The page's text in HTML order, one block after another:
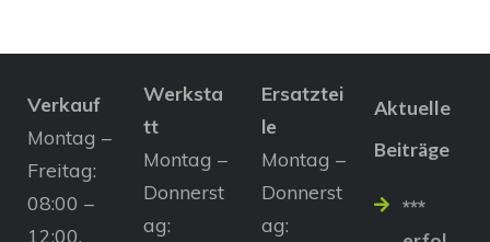
Verkauf
Montag –
Freitag:
08:00 –
12:00,
Werksta
tt
Montag –
Donnerst
ag:
Ersatztei
le
Montag –
Donnerst
ag:
Aktuelle
Beiträge
***